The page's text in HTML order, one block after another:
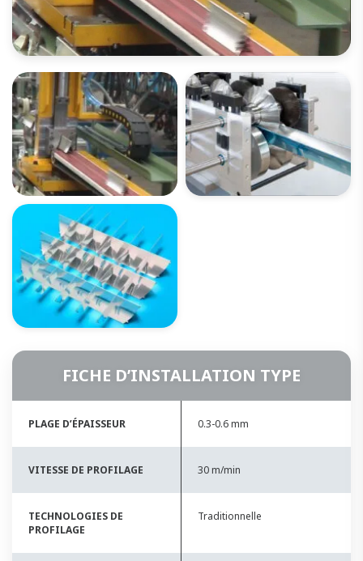
OUVREZ LA GALERIE IMAGES
FICHE D’INSTALLATION TYPE
PLAGE D’ÉPAISSEUR 0.3-0.6 mm
VITESSE DE PROFILAGE 30 m/min
TECHNOLOGIES DE
PROFILAGE
Traditionnelle